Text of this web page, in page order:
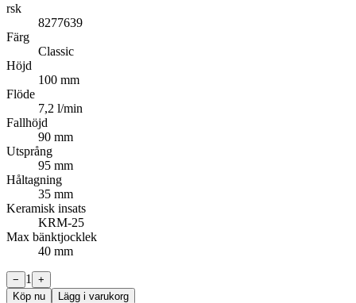
rsk
8277639
Färg
Classic
Höjd
100 mm
Flöde
7,2 l/min
Fallhöjd
90 mm
Utsprång
95 mm
Håltagning
35 mm
Keramisk insats
KRM-25
Max bänktjocklek
40 mm
− 1
+
Köp nu
Lägg i varukorg